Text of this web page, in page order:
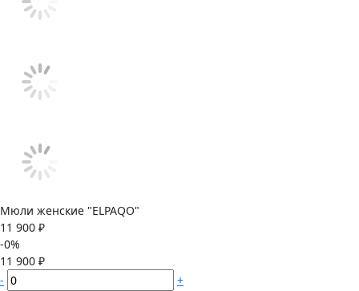
Мюли женские "ELPAQO"
11 900 ₽
-0%
11 900 ₽
-
+